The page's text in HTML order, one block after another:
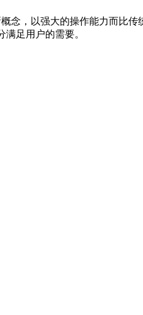
念，以强大的操作能力而比
足用户的需要。